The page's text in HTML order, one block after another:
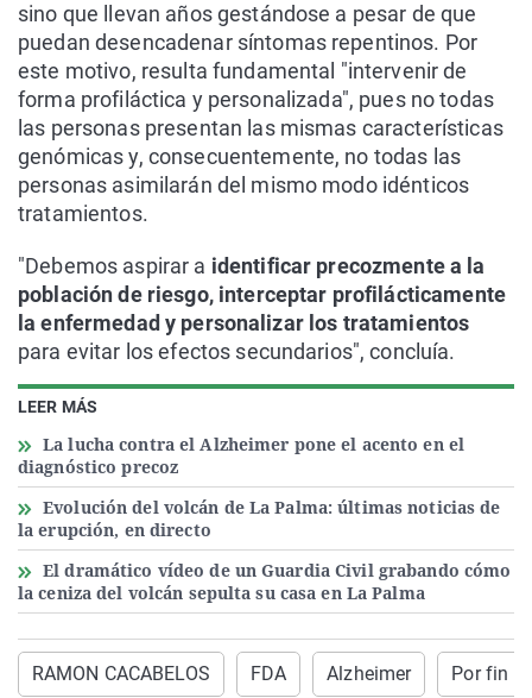
LEER MÁS
La lucha contra el Alzheimer pone el acento en el
diagnóstico precoz
Evolución del volcán de La Palma: últimas noticias de
la erupción, en directo
El dramático vídeo de un Guardia Civil grabando cómo
la ceniza del volcán sepulta su casa en La Palma
sino que llevan años gestándose a pesar de que
puedan desencadenar síntomas repentinos. Por
este motivo, resulta fundamental "intervenir de
forma profiláctica y personalizada", pues no todas
las personas presentan las mismas características
genómicas y, consecuentemente, no todas las
personas asimilarán del mismo modo idénticos
tratamientos.
"Debemos aspirar a identificar precozmente a la
población de riesgo, interceptar profilácticamente
la enfermedad y personalizar los tratamientos
para evitar los efectos secundarios", concluía.
RAMON CACABELOS FDA Alzheimer Por fin